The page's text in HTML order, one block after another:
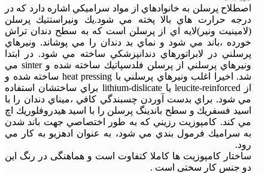
اصطلاح پرسلن به خانوادهاي از مواد سراميكي اشاره دارد كه در
درجه حرارت هاي بالا پخته مي شود.يك ونيراستتيك پرسلن
(لامينيت ونير)لايه اي از پرسلن است كه به سطح دندان تراش
خورده ،باند مي شود و نماي بد دندان را مي پوشاند. ونيرهاي
پرسلني در لابراتورهاي دندانپزشكي ساخته مي شود. در ابتدا
ونيرهاي پرسلني از پرسلن فلدسپاتيك ساخته شده و ‏sinter‏ مي
شد. اخيرا اغلب ونيرهاي پرسلني با ‏heat pressing‏ ساخته شده و
از ‏leucite-reinforced‏ يا ‏lithium-dislicate‏ براي ساختشان استفاده
مي شود. براي بدست آوردن چسبندگي كافي ،ميناي دندان را با
اسيد فسفريك و سطح باندينگ پرسلن را با اسيد هيدروفلوريك اچ
مي كند. كامپوزيت رزيني كه به طور اختصاصي جهت باند شدن
به سراميك فرمول بندي مي شود، به عنوان ادهزيو به كار مي
رود. ‏
ساختار کامپوزیت ها کاملا کتفاوت است و هماهنگی در رنگ این
دو جنس کار سختی است .